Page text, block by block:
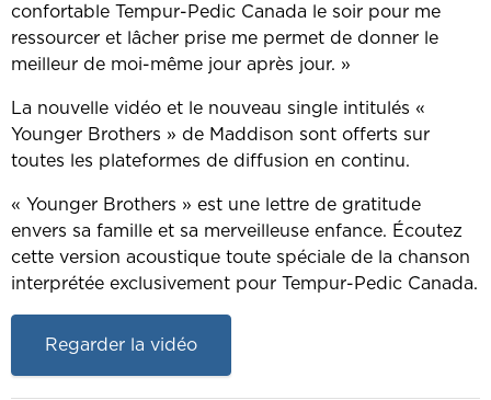
confortable Tempur-Pedic Canada le soir pour me
ressourcer et lâcher prise me permet de donner le
meilleur de moi-même jour après jour. »
La nouvelle vidéo et le nouveau single intitulés «
Younger Brothers » de Maddison sont offerts sur
toutes les plateformes de diffusion en continu.
« Younger Brothers » est une lettre de gratitude
envers sa famille et sa merveilleuse enfance. Écoutez
cette version acoustique toute spéciale de la chanson
interprétée exclusivement pour Tempur-Pedic Canada.
Regarder la vidéo